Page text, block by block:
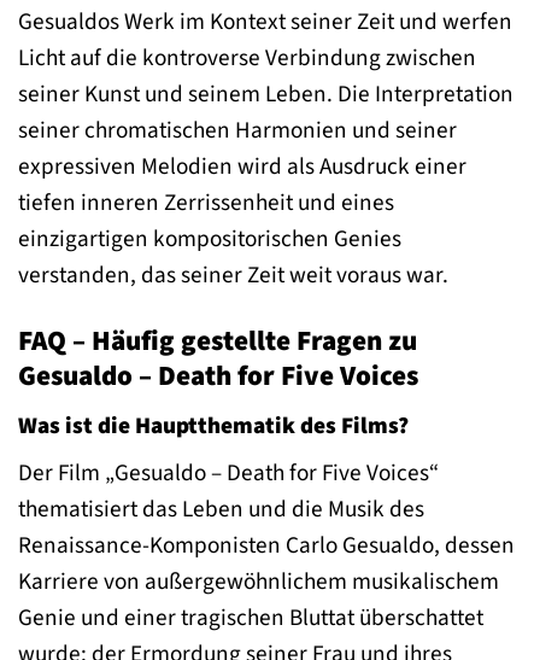
Gesualdos Werk im Kontext seiner Zeit und werfen
Licht auf die kontroverse Verbindung zwischen
seiner Kunst und seinem Leben. Die Interpretation
seiner chromatischen Harmonien und seiner
expressiven Melodien wird als Ausdruck einer
tiefen inneren Zerrissenheit und eines
einzigartigen kompositorischen Genies
verstanden, das seiner Zeit weit voraus war.
FAQ – Häufig gestellte Fragen zu
Gesualdo – Death for Five Voices
Was ist die Hauptthematik des Films?
Der Film „Gesualdo – Death for Five Voices“
thematisiert das Leben und die Musik des
Renaissance-Komponisten Carlo Gesualdo, dessen
Karriere von außergewöhnlichem musikalischem
Genie und einer tragischen Bluttat überschattet